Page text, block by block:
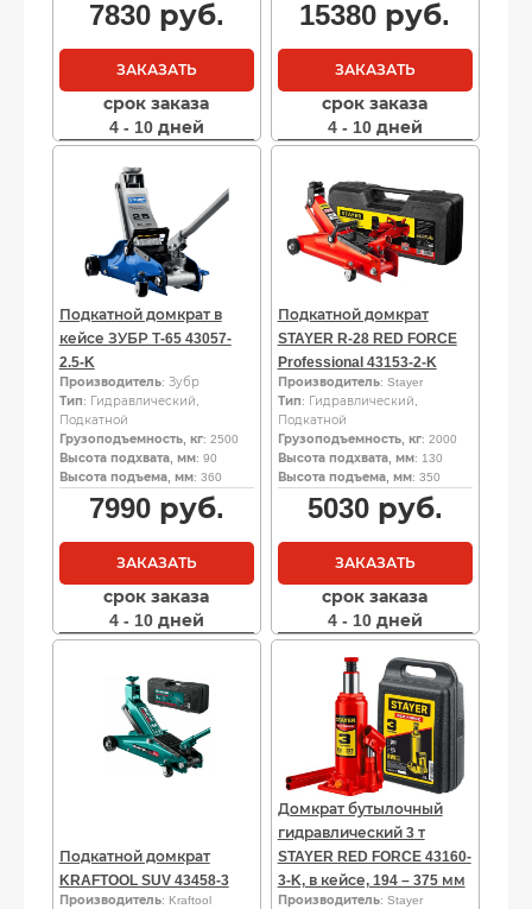
7830руб.
ЗАКАЗАТЬ
срок заказа
4 - 10 дней
15380 руб.
ЗАКАЗАТЬ
срок заказа
4 - 10 дней
Подкатной домкрат в
кейсе ЗУБР Т-65 43057-
2.5-K
Производитель: Зубр
Тип: Гидравлический,
Подкатной
Грузоподъемность, кг: 2500
Высота подхвата, мм: 90
Высота подъема, мм: 360
7990руб.
ЗАКАЗАТЬ
срок заказа
4 - 10 дней
Подкатной домкрат
STAYER R-28 RED FORCE
Professional 43153-2-K
Производитель: Stayer
Тип: Гидравлический,
Подкатной
Грузоподъемность, кг: 2000
Высота подхвата, мм: 130
Высота подъема, мм: 350
5030руб.
ЗАКАЗАТЬ
срок заказа
4 - 10 дней
Подкатной домкрат
KRAFTOOL SUV 43458-3
Производитель: Kraftool
Домкрат бутылочный
гидравлический 3 т
STAYER RED FORCE 43160-
3-K, в кейсе, 194 – 375 мм
Производитель: Stayer